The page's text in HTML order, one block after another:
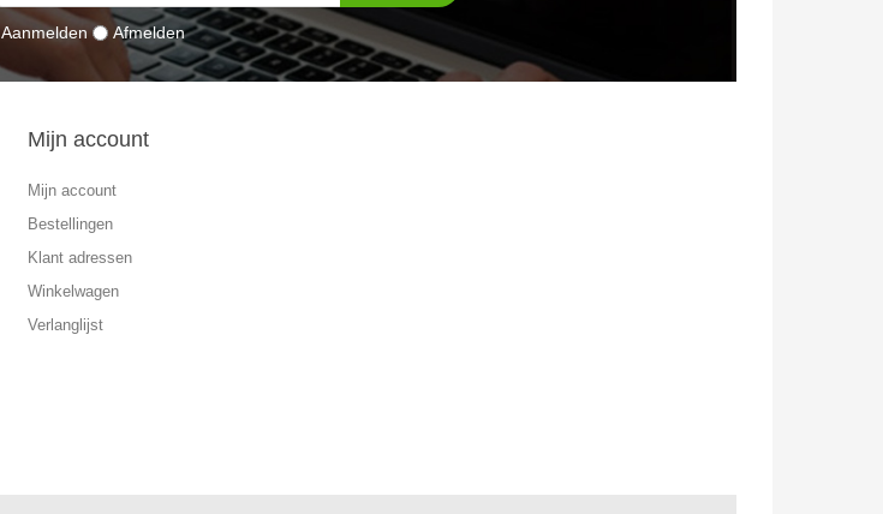
Aanmelden Afmelden
Mijn account
Mijn account
Bestellingen
Klant adressen
Winkelwagen
Verlanglijst